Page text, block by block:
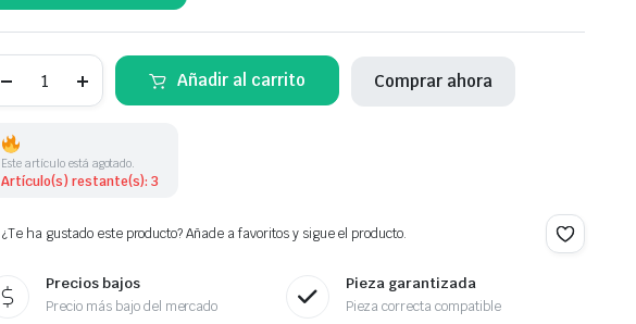
BOTONERA ELEVALUNAS
MERCEDES
cantidad
Añadir al carrito Comprar ahora
Este artículo está agotado.
Artículo(s) restante(s): 3
¿Te ha gustado este producto? Añade a favoritos y sigue el producto.
Precios bajos
Precio más bajo del mercado
Pieza garantizada
Pieza correcta compatible